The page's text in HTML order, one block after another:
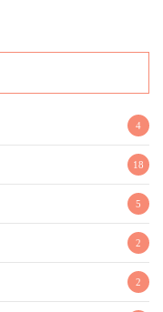
4
18
5
2
2